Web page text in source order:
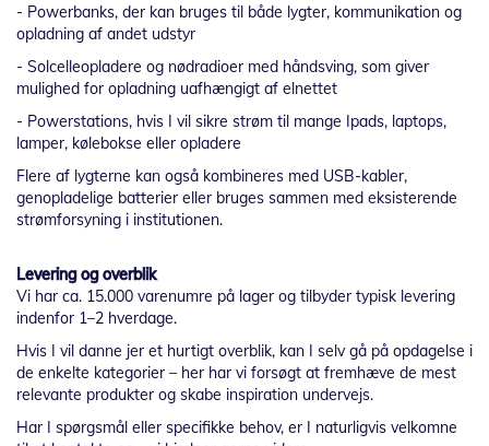
- Powerbanks, der kan bruges til både lygter, kommunikation og
opladning af andet udstyr
- Solcelleopladere og nødradioer med håndsving, som giver
mulighed for opladning uafhængigt af elnettet
- Powerstations, hvis I vil sikre strøm til mange Ipads, laptops,
lamper, kølebokse eller opladere
Flere af lygterne kan også kombineres med USB-kabler,
genopladelige batterier eller bruges sammen med eksisterende
strømforsyning i institutionen.
Levering og overblik
Vi har ca. 15.000 varenumre på lager og tilbyder typisk levering
indenfor 1–2 hverdage.
Hvis I vil danne jer et hurtigt overblik, kan I selv gå på opdagelse i
de enkelte kategorier – her har vi forsøgt at fremhæve de mest
relevante produkter og skabe inspiration undervejs.
Har I spørgsmål eller specifikke behov, er I naturligvis velkomne